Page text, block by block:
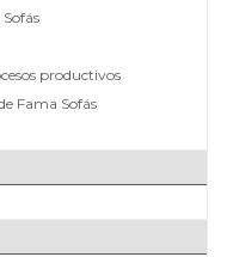
productivos
Fama Sofás